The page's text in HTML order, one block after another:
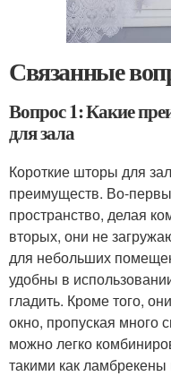
Связанные
Вопрос 1: Какие
для зала
Короткие шторы для
преимуществ. Во-
пространство, делая
вторых, они не
для небольших
удобны в
гладить. Кроме того,
окно, пропуская много
можно легко
такими как